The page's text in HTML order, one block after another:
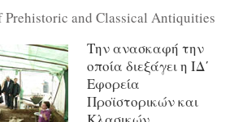
Prehistoric and Classical Antiquities
Την ανασκαφή την
οποία διεξάγει η ΙΔ΄
Εφορεία
Προϊστορικών και